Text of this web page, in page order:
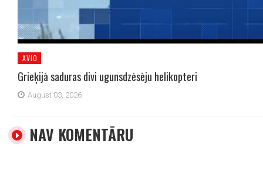
AVIO
Grieķijā saduras divi ugunsdzēsēju helikopteri
August 03, 2026
NAV KOMENTĀRU